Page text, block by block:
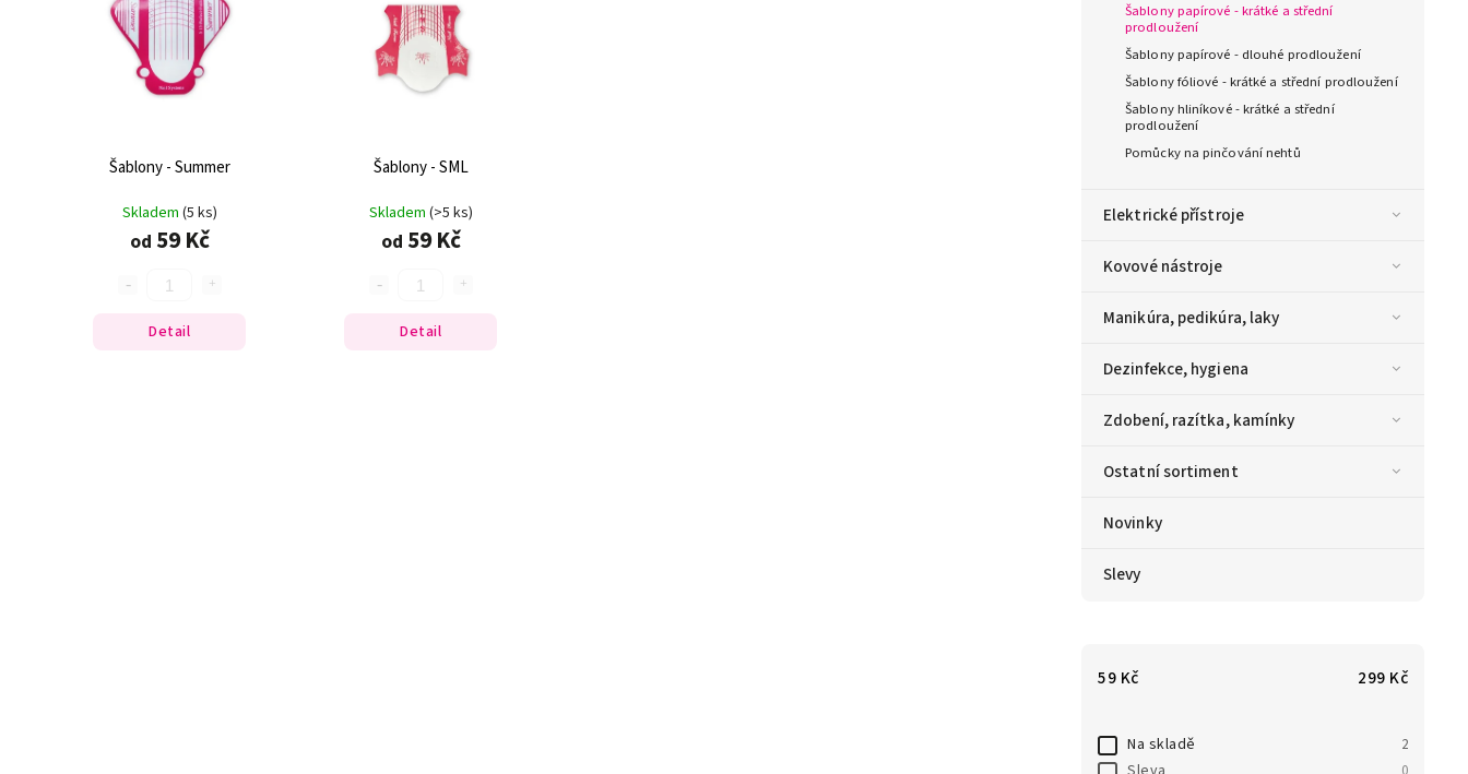
Šablony papírové - krátké a střední
prodloužení
Šablony papírové - dlouhé prodloužení
Šablony fóliové - krátké a střední prodloužení
Šablony hliníkové - krátké a střední
prodloužení
Pomůcky na pinčování nehtů
Elektrické přístroje
Kovové nástroje
Manikúra, pedikúra, laky
Dezinfekce, hygiena
Zdobení, razítka, kamínky
Ostatní sortiment
Novinky
Slevy
59 Kč 299 Kč
Na skladě 2
Šablony - Summer
Skladem (5 ks)
od 59 Kč
Detail
Šablony - SML
Skladem (>5 ks)
od 59 Kč
Detail